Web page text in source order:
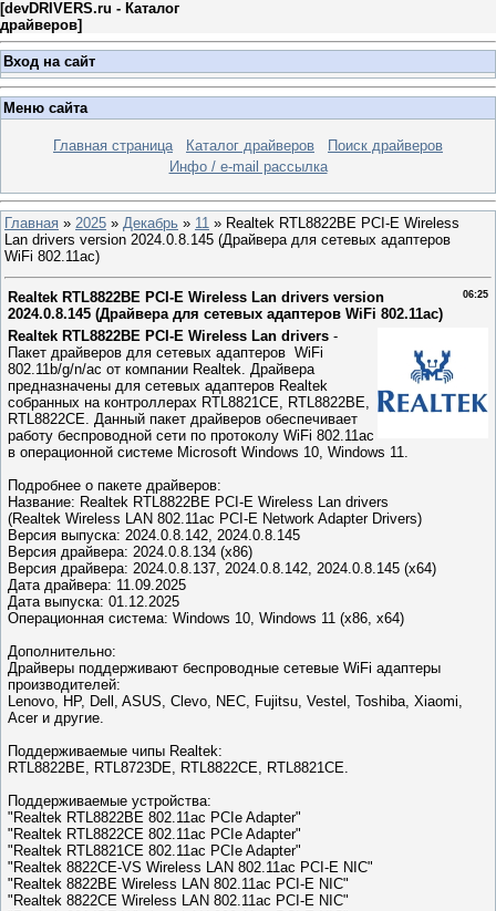
[devDRIVERS.ru - Каталог
драйверов]
Вход на сайт
Меню сайта
Главная страница Каталог драйверов
Поиск драйверов
Инфо / e-mail рассылка
Главная » 2025 » Декабрь » 11 » Realtek RTL8822BE PCI-E Wireless
Lan drivers version 2024.0.8.145 (Драйвера для сетевых адаптеров
WiFi 802.11ac)
06:25
Realtek RTL8822BE PCI-E Wireless Lan drivers version
2024.0.8.145 (Драйвера для сетевых адаптеров WiFi 802.11ac)
Realtek RTL8822BE PCI-E Wireless Lan drivers -
Пакет драйверов для сетевых адаптеров WiFi
802.11b/g/n/ac от компании Realtek. Драйвера
предназначены для сетевых адаптеров Realtek
собранных на контроллерах RTL8821CE, RTL8822BE,
RTL8822CE. Данный пакет драйверов обеспечивает
работу беспроводной сети по протоколу WiFi 802.11ac
в операционной системе Microsoft Windows 10, Windows 11.
Подробнее о пакете драйверов:
Название: Realtek RTL8822BE PCI-E Wireless Lan drivers
(Realtek Wireless LAN 802.11ac PCI-E Network Adapter Drivers)
Версия выпуска: 2024.0.8.142, 2024.0.8.145
Версия драйвера: 2024.0.8.134 (x86)
Версия драйвера: 2024.0.8.137, 2024.0.8.142, 2024.0.8.145 (x64)
Дата драйвера: 11.09.2025
Дата выпуска: 01.12.2025
Операционная система: Windows 10, Windows 11 (x86, x64)
Дополнительно:
Драйверы поддерживают беспроводные сетевые WiFi адаптеры
производителей:
Lenovo, HP, Dell, ASUS, Clevo, NEC, Fujitsu, Vestel, Toshiba, Xiaomi,
Acer и другие.
Поддерживаемые чипы Realtek:
RTL8822BE, RTL8723DE, RTL8822CE, RTL8821CE.
Поддерживаемые устройства:
"Realtek RTL8822BE 802.11ac PCIe Adapter"
"Realtek RTL8822CE 802.11ac PCIe Adapter"
"Realtek RTL8821CE 802.11ac PCIe Adapter"
"Realtek 8822CE-VS Wireless LAN 802.11ac PCI-E NIC"
"Realtek 8822BE Wireless LAN 802.11ac PCI-E NIC"
"Realtek 8822CE Wireless LAN 802.11ac PCI-E NIC"